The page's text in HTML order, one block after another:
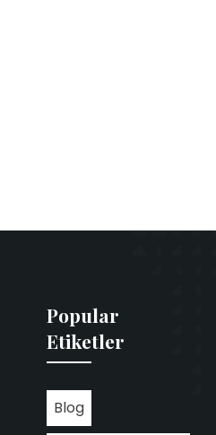
Popular
Etiketler
Blog